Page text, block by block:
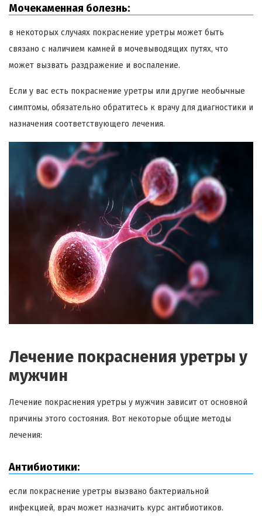
Мочекаменная болезнь:
в некоторых случаях покраснение уретры может быть
связано с наличием камней в мочевыводящих путях, что
может вызвать раздражение и воспаление.
Если у вас есть покраснение уретры или другие необычные
симптомы, обязательно обратитесь к врачу для диагностики и
назначения соответствующего лечения.
Лечение покраснения уретры у
мужчин
Лечение покраснения уретры у мужчин зависит от основной
причины этого состояния. Вот некоторые общие методы
лечения:
Антибиотики:
если покраснение уретры вызвано бактериальной
инфекцией, врач может назначить курс антибиотиков.